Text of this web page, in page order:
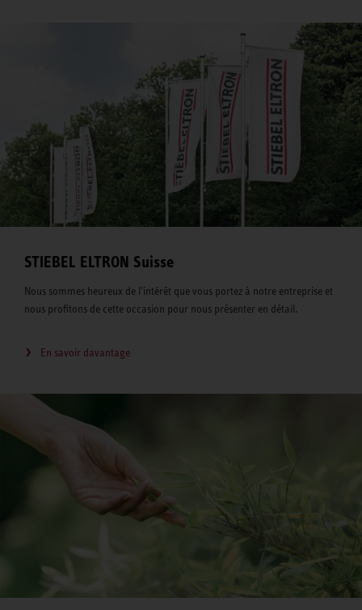
STIEBEL ELTRON Suisse
Nous sommes heureux de l'intérêt que vous portez à notre entreprise et
nous profitons de cette occasion pour nous présenter en détail.
En savoir davantage